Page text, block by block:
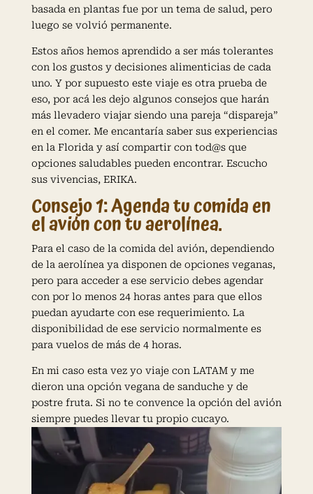
basada en plantas fue por un tema de salud, pero
luego se volvió permanente.
Estos años hemos aprendido a ser más tolerantes
con los gustos y decisiones alimenticias de cada
uno. Y por supuesto este viaje es otra prueba de
eso, por acá les dejo algunos consejos que harán
más llevadero viajar siendo una pareja “dispareja”
en el comer. Me encantaría saber sus experiencias
en la Florida y así compartir con tod@s que
opciones saludables pueden encontrar. Escucho
sus vivencias, ERIKA.
Consejo 1: Agenda tu comida en
el avión con tu aerolínea.
Para el caso de la comida del avión, dependiendo
de la aerolínea ya disponen de opciones veganas,
pero para acceder a ese servicio debes agendar
con por lo menos 24 horas antes para que ellos
puedan ayudarte con ese requerimiento. La
disponibilidad de ese servicio normalmente es
para vuelos de más de 4 horas.
En mi caso esta vez yo viaje con LATAM y me
dieron una opción vegana de sanduche y de
postre fruta. Si no te convence la opción del avión
siempre puedes llevar tu propio cucayo.